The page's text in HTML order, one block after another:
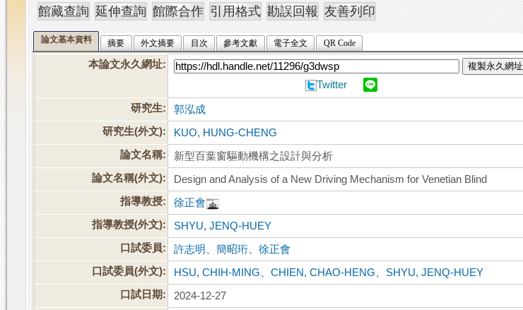
論文基本資料 摘要 外文摘要 目次 參考文獻 電子全文 QR Code
本論文永久網址: 複製永久網址
Twitter
研究生:
郭泓成
研究生(外文):
KUO, HUNG-CHENG
論文名稱:
新型百葉窗驅動機構之設計與分析
論文名稱(外文):
Design and Analysis of a New Driving Mechanism for Venetian Blind
指導教授:
徐正會
指導教授(外文):
SHYU, JENQ-HUEY
口試委員:
許志明 、簡昭珩 、徐正會
口試委員(外文):
HSU, CHIH-MING 、CHIEN, CHAO-HENG
SHYU, JENQ-HUEY
口試日期:
2024-12-27